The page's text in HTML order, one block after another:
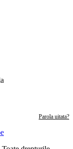
Parola uitata?